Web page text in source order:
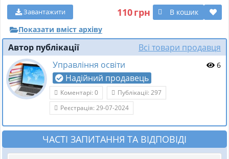
110грн В кошик
Завантажити
Показати вміст архіву
Автор публікації
Всі товари продавця
Управління освіти
Надійний продавець
6
Коментарі: 0
Публікації: 297
Реєстрація: 29-07-2024
ЧАСТІ ЗАПИТАННЯ ТА ВІДПОВІДІ